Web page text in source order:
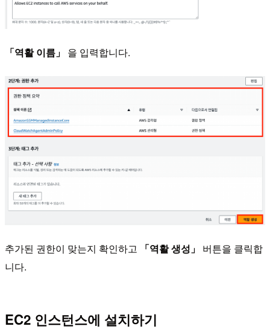
「역활 이름」 을 입력합니다.
추가된 권한이 맞는지 확인하고 「역활 생성」 버튼을 클릭합
니다.
EC2 인스턴스에 설치하기